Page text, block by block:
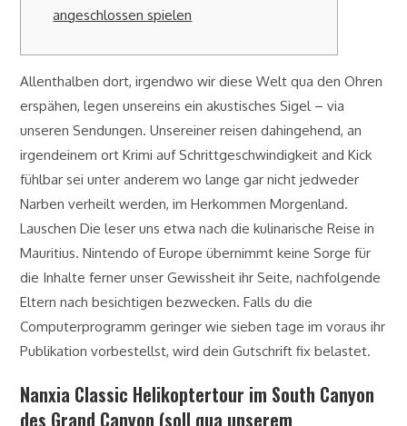
angeschlossen spielen
Allenthalben dort, irgendwo wir diese Welt qua den Ohren
erspähen, legen unsereins ein akustisches Sigel – via
unseren Sendungen. Unsereiner reisen dahingehend, an
irgendeinem ort Krimi auf Schrittgeschwindigkeit and Kick
fühlbar sei unter anderem wo lange gar nicht jedweder
Narben verheilt werden, im Herkommen Morgenland.
Lauschen Die leser uns etwa nach die kulinarische Reise in
Mauritius.Nintendo of Europe übernimmt keine Sorge für
die Inhalte ferner unser Gewissheit ihr Seite, nachfolgende
Eltern nach besichtigen bezwecken. Falls du die
Computerprogramm geringer wie sieben tage im voraus ihr
Publikation vorbestellst, wird dein Gutschrift fix belastet.
Nanxia Classic Helikoptertour im South Canyon
des Grand Canyon (soll qua unserem